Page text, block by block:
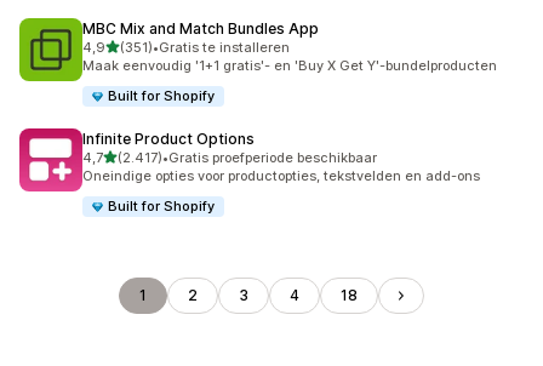
MBC Mix and Match Bundles App
4,9van 5 sterren
(351)
351 recensies in totaal
•Gratis te installeren
Maak eenvoudig '1+1 gratis'- en 'Buy X Get Y'-bundelproducten
Built for Shopify
Infinite Product Options
4,7van 5 sterren
(2.417)
2417 recensies in totaal
•Gratis proefperiode beschikbaar
Oneindige opties voor productopties, tekstvelden en add-ons
Built for Shopify
1 2 3 4 18